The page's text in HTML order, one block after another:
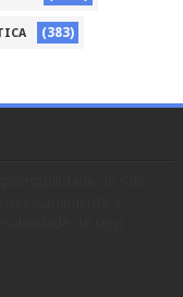
(383)